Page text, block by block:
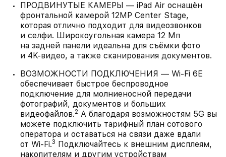
ПРОДВИНУТЫЕ КАМЕРЫ — iPad Air оснащён
фронтальной камерой 12MP Center Stage,
которая отлично подходит для видеозвонков
и селфи. Широкоугольная камера 12 Мп
на задней панели идеальна для съёмки фото
и 4K‑видео, а также сканирования документов.
ВОЗМОЖНОСТИ ПОДКЛЮЧЕНИЯ — Wi-Fi 6E
обеспечивает быстрое беспроводное
подключение для молниеносной передачи
фотографий, документов и больших
видеофайлов.2 А благодаря возможностям 5G вы
можете подключить тарифный план сотового
оператора и оставаться на связи даже вдали
от Wi‑Fi.3 Подключайтесь к внешним дисплеям,
накопителям и другим устройствам